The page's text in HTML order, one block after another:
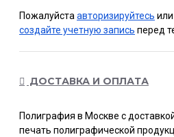
Пожалуйста авторизируйтесь или
создайте учетную запись перед
ДОСТАВКА И ОПЛАТА
Полиграфия в Москве с
печать полиграфической